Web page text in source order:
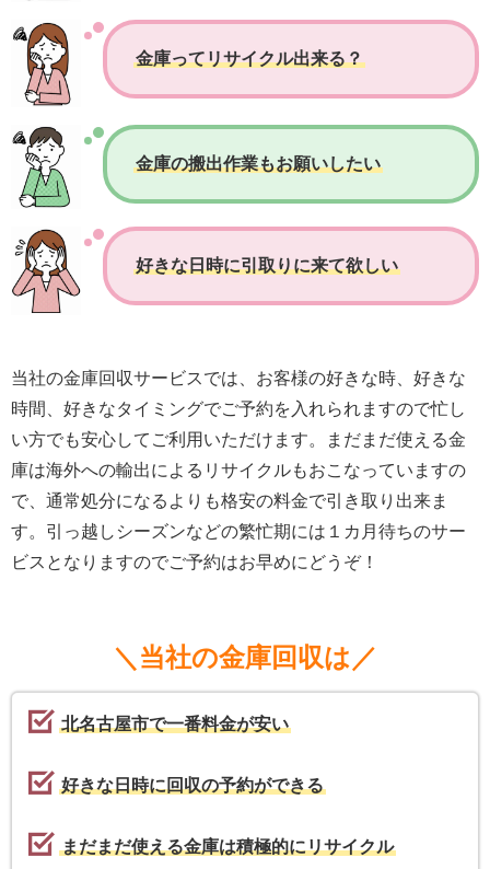
金庫ってリサイクル出来る？
金庫の搬出作業もお願いしたい
好きな日時に引取りに来て欲しい
当社の金庫回収サービスでは、お客様の好きな時、好きな
時間、好きなタイミングでご予約を入れられますので忙し
い方でも安心してご利用いただけます。まだまだ使える金
庫は海外への輸出によるリサイクルもおこなっていますの
で、通常処分になるよりも格安の料金で引き取り出来ま
す。引っ越しシーズンなどの繁忙期には１カ月待ちのサー
ビスとなりますのでご予約はお早めにどうぞ！
＼当社の金庫回収は／
北名古屋市で一番料金が安い
好きな日時に回収の予約ができる
まだまだ使える金庫は積極的にリサイクル